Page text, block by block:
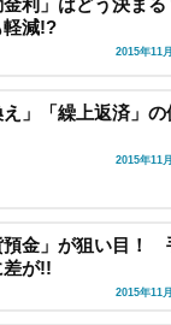
金利」はどう決ま
軽減!?
2015年11
え」「繰上返済」の
2015年11
預金」が狙い目！
差が!!
2015年11